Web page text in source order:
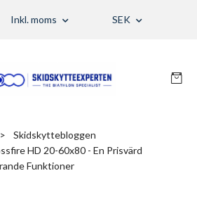
Inkl. moms SEK
Skidskyttebloggen
HD 20-60x80 - En Prisvärd
Funktioner